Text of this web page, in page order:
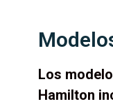
Los
Hamilton